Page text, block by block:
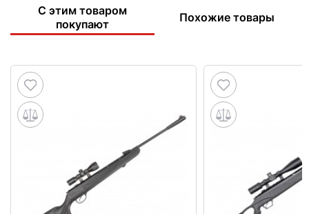
С этим товаром
покупают
Похожие товары